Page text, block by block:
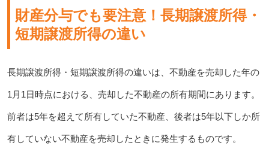
財産分与でも要注意！長期譲渡所得・
短期譲渡所得の違い
長期譲渡所得・短期譲渡所得の違いは、不動産を売却した年の
1月1日時点における、売却した不動産の所有期間にあります。
前者は5年を超えて所有していた不動産、後者は5年以下しか所
有していない不動産を売却したときに発生するものです。